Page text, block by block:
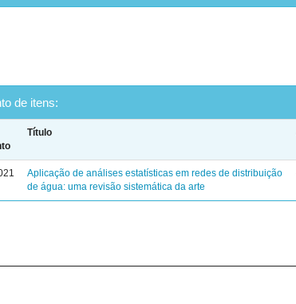
de itens:
Título
Aplicação de análises estatísticas em redes de distribuição
de água: uma revisão sistemática da arte